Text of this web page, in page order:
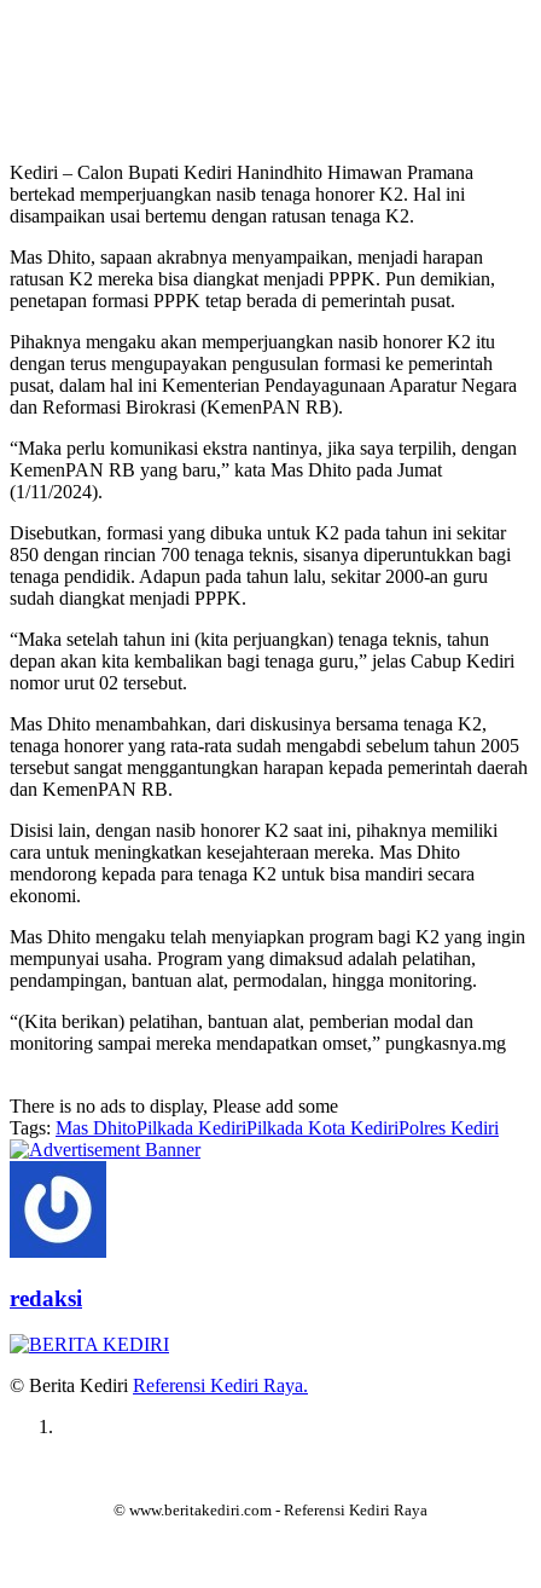
Kediri – Calon Bupati Kediri Hanindhito Himawan Pramana
bertekad memperjuangkan nasib tenaga honorer K2. Hal ini
disampaikan usai bertemu dengan ratusan tenaga K2.
Mas Dhito, sapaan akrabnya menyampaikan, menjadi harapan
ratusan K2 mereka bisa diangkat menjadi PPPK. Pun demikian,
penetapan formasi PPPK tetap berada di pemerintah pusat.
Pihaknya mengaku akan memperjuangkan nasib honorer K2 itu
dengan terus mengupayakan pengusulan formasi ke pemerintah
pusat, dalam hal ini Kementerian Pendayagunaan Aparatur Negara
dan Reformasi Birokrasi (KemenPAN RB).
“Maka perlu komunikasi ekstra nantinya, jika saya terpilih, dengan
KemenPAN RB yang baru,” kata Mas Dhito pada Jumat
(1/11/2024).
Disebutkan, formasi yang dibuka untuk K2 pada tahun ini sekitar
850 dengan rincian 700 tenaga teknis, sisanya diperuntukkan bagi
tenaga pendidik. Adapun pada tahun lalu, sekitar 2000-an guru
sudah diangkat menjadi PPPK.
“Maka setelah tahun ini (kita perjuangkan) tenaga teknis, tahun
depan akan kita kembalikan bagi tenaga guru,” jelas Cabup Kediri
nomor urut 02 tersebut.
Mas Dhito menambahkan, dari diskusinya bersama tenaga K2,
tenaga honorer yang rata-rata sudah mengabdi sebelum tahun 2005
tersebut sangat menggantungkan harapan kepada pemerintah daerah
dan KemenPAN RB.
Disisi lain, dengan nasib honorer K2 saat ini, pihaknya memiliki
cara untuk meningkatkan kesejahteraan mereka. Mas Dhito
mendorong kepada para tenaga K2 untuk bisa mandiri secara
ekonomi.
Mas Dhito mengaku telah menyiapkan program bagi K2 yang ingin
mempunyai usaha. Program yang dimaksud adalah pelatihan,
pendampingan, bantuan alat, permodalan, hingga monitoring.
“(Kita berikan) pelatihan, bantuan alat, pemberian modal dan
monitoring sampai mereka mendapatkan omset,” pungkasnya.mg
There is no ads to display, Please add some
Tags: Mas DhitoPilkada KediriPilkada Kota KediriPolres Kediri
redaksi
© Berita Kediri Referensi Kediri Raya.
© www.beritakediri.com - Referensi Kediri Raya